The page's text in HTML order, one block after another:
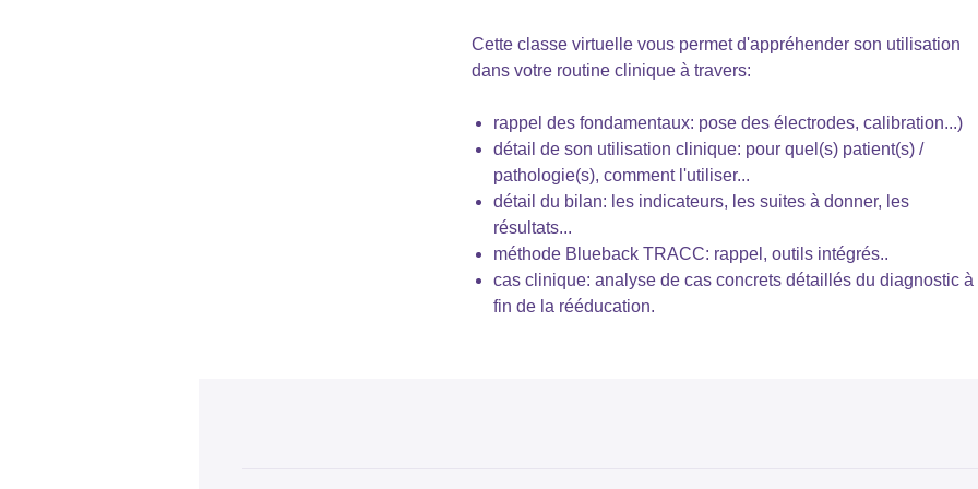
Cette classe virtuelle vous permet d'appréhender son utilisation
dans votre routine clinique à travers:
rappel des fondamentaux: pose des électrodes, calibration...)
détail de son utilisation clinique: pour quel(s) patient(s) /
pathologie(s), comment l'utiliser...
détail du bilan: les indicateurs, les suites à donner, les
résultats...
méthode Blueback TRACC: rappel, outils intégrés..
cas clinique: analyse de cas concrets détaillés du diagnostic à
fin de la rééducation.